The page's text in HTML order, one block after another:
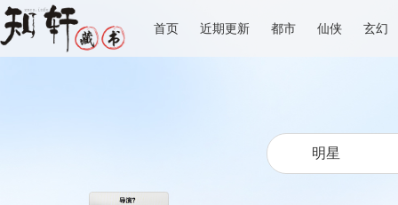
首页 近期更新 都市 仙侠 玄幻